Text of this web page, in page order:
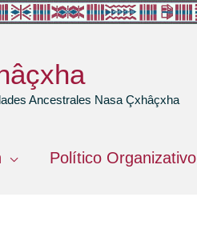
Ancestrales Nasa Çxhâçxha
Político Organizativo